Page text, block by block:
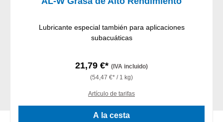
Lubricante especial también para aplicaciones
subacuáticas
21,79 €* (IVA incluido)
(54,47 €* / 1 kg)
Artículo de tarifas
A la cesta